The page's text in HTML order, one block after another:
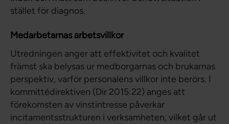
stället för diagnos.
Medarbetarnas arbetsvillkor
Utredningen anger att effektivitet och kvalitet
främst ska belysas ur medborgarnas och brukarnas
perspektiv, varför personalens villkor inte berörs. I
kommittédirektiven (Dir 2015:22) anges att
förekomsten av vinstintresse påverkar
incitamentsstrukturen i verksamheten, vilket går ut